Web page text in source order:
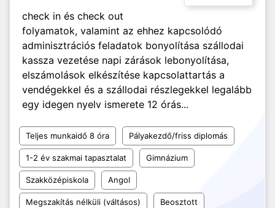
check in és check out
folyamatok, valamint az ehhez kapcsolódó
adminisztrációs feladatok bonyolítása szállodai
kassza vezetése napi zárások lebonyolítása,
elszámolások elkészítése kapcsolattartás a
vendégekkel és a szállodai részlegekkel legalább
egy idegen nyelv ismerete 12 órás...
Teljes munkaidő 8 óra Pályakezdő/friss diplomás
1-2 év szakmai tapasztalat Gimnázium
Szakközépiskola Angol
Megszakítás nélküli (váltásos) Beosztott